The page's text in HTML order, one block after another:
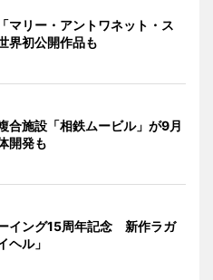
マリー・アントワネット・ス
界初公開作品も
合施設「相鉄ムービル」が9月
開発も
イング15周年記念 新作ラガ
ヘル」